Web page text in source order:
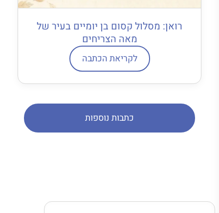
רואן: מסלול קסום בן יומיים בעיר של
מאה הצריחים
לקריאת הכתבה
כתבות נוספות